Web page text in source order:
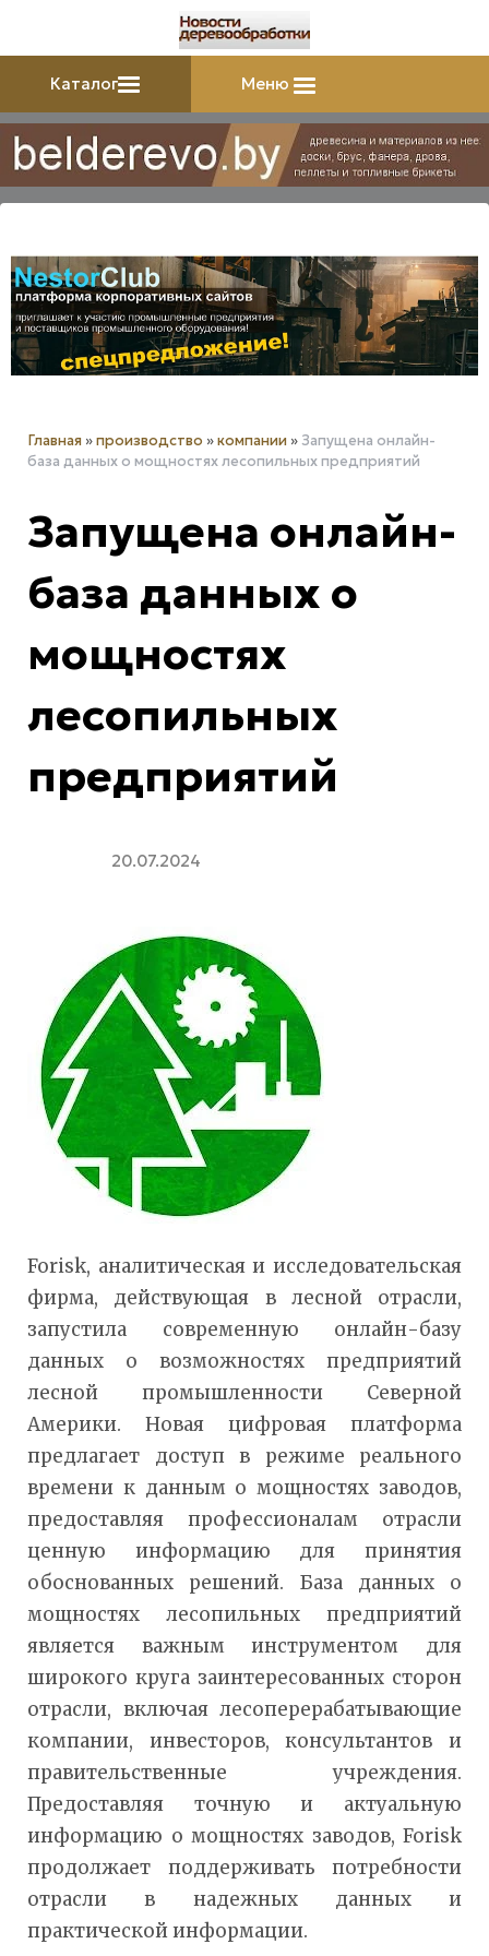
Каталог Меню
Главная »производство »компании » Запущена онлайн-
база данных о мощностях лесопильных предприятий
Запущена онлайн-
база данных о
мощностях
лесопильных
предприятий
20.07.2024
Forisk, аналитическая и исследовательская
фирма, действующая в лесной отрасли,
запустила современную онлайн-базу
данных о возможностях предприятий
лесной промышленности Северной
Америки. Новая цифровая платформа
предлагает доступ в режиме реального
времени к данным о мощностях заводов,
предоставляя профессионалам отрасли
ценную информацию для принятия
обоснованных решений. База данных о
мощностях лесопильных предприятий
является важным инструментом для
широкого круга заинтересованных сторон
отрасли, включая лесоперерабатывающие
компании, инвесторов, консультантов и
правительственные учреждения.
Предоставляя точную и актуальную
информацию о мощностях заводов, Forisk
продолжает поддерживать потребности
отрасли в надежных данных и
практической информации.